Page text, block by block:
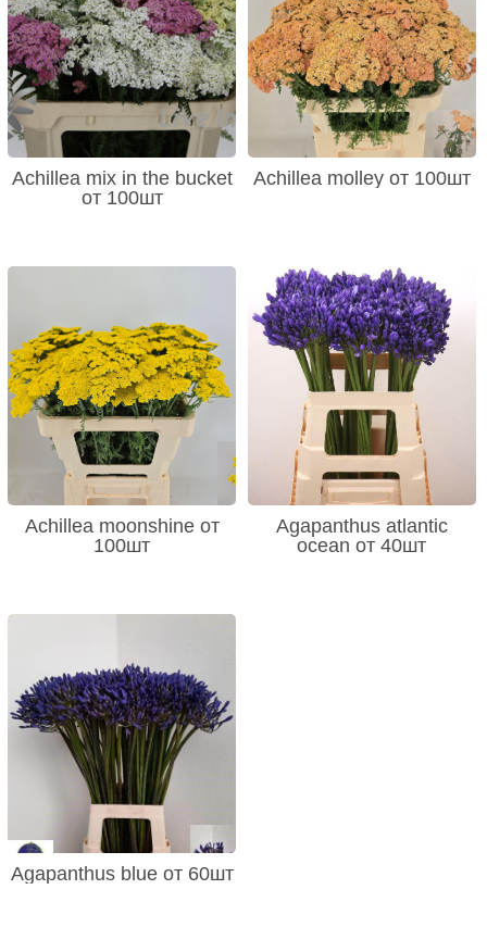
Achillea mix in the bucket
от 100шт
Achillea molley от 100шт
Achillea moonshine от
100шт
Agapanthus atlantic
ocean от 40шт
Agapanthus blue от 60шт